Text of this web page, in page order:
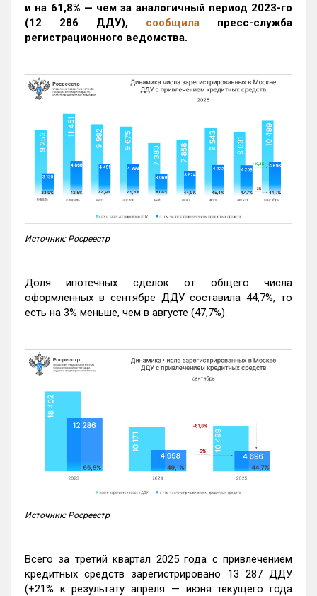
и на 61,8% — чем за аналогичный период 2023-го
(12 286 ДДУ), сообщила пресс-служба
регистрационного ведомства.
Источник: Росреестр
Доля ипотечных сделок от общего числа
оформленных в сентябре ДДУ составила 44,7%, то
есть на 3% меньше, чем в августе (47,7%).
Источник: Росреестр
Всего за третий квартал 2025 года с привлечением
кредитных средств зарегистрировано 13 287 ДДУ
(+21% к результату апреля — июня текущего года